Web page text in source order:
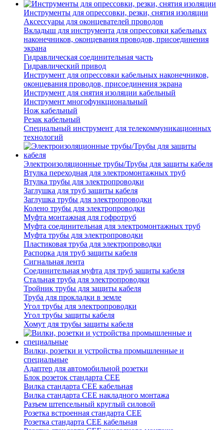
Инструменты для опрессовки, резки, снятия изоляции
Аксессуары для оконцевателей проводов
Вкладыш для инструмента для опрессовки кабельных
наконечников, оконцевания проводов, присоединения
экрана
Гидравлическая соединительная часть
Гидравлический привод
Инструмент для опрессовки кабельных наконечников,
оконцевания проводов, присоединения экрана
Инструмент для снятия изоляции кабельный
Инструмент многофункциональный
Нож кабельный
Резак кабельный
Специальный инструмент для телекоммуникационных
технологий
Электроизоляционные трубы/Трубы для защиты кабеля
Втулка переходная для электромонтажных труб
Втулка трубы для электропроводки
Заглушка для труб защиты кабеля
Заглушка трубы для электропроводки
Колено трубы для электропроводки
Муфта монтажная для гофротруб
Муфта соединительная для электромонтажных труб
Муфта трубы для электропроводки
Пластиковая труба для электропроводки
Распорка для труб защиты кабеля
Сигнальная лента
Соединительная муфта для труб защиты кабеля
Стальная труба для электропроводки
Тройник трубы для защиты кабеля
Труба для прокладки в земле
Угол трубы для электропроводки
Угол трубы защиты кабеля
Хомут для трубы защиты кабеля
Вилки, розетки и устройства промышленные и
специальные
Адаптер для автомобильной розетки
Блок розеток стандарта CEE
Вилка стандарта CEE кабельная
Вилка стандарта CEE накладного монтажа
Разъем штепсельный круглый силовой
Розетка встроенная стандарта CEE
Розетка стандарта СЕЕ кабельная